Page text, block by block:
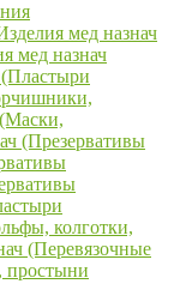
мед назнач
мед назнач
(Пластыри
(Презервативы
колготки,
(Перевязочные
простыни